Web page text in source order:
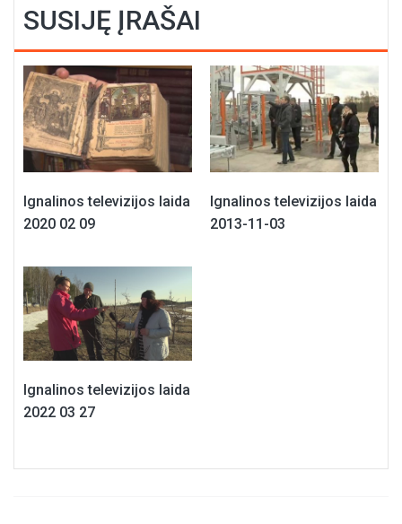
SUSIJĘ ĮRAŠAI
Ignalinos televizijos laida
2020 02 09
Ignalinos televizijos laida
2013-11-03
Ignalinos televizijos laida
2022 03 27